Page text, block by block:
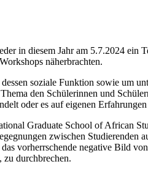
in diesem Jahr am 5.7.2024 ein
näherbrachten.
soziale Funktion sowie um
den Schülerinnen und
oder es auf eigenen
Graduate School of African
zwischen Studierenden
vorherrschende negative Bild
durchbrechen.